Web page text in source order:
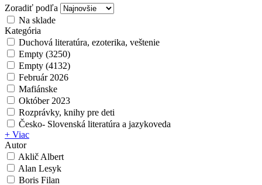
Zoradiť podľa
Na sklade
Kategória
Duchová literatúra, ezoterika, veštenie
Empty (3250)
Empty (4132)
Február 2026
Mafiánske
Október 2023
Rozprávky, knihy pre deti
Česko- Slovenská literatúra a jazykoveda
+ Viac
Autor
Aklič Albert
Alan Lesyk
Boris Filan